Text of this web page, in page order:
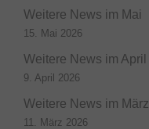
Weitere News im Mai
15. Mai 2026
Weitere News im April
9. April 2026
Weitere News im März
11. März 2026